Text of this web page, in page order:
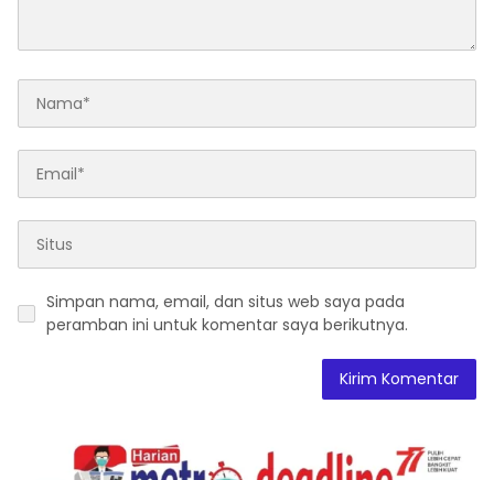
Simpan nama, email, dan situs web saya pada
peramban ini untuk komentar saya berikutnya.